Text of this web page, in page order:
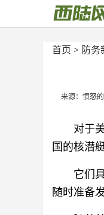
首页 > 防务
来源：愤怒
对于
国的核潜
它们
随时准备